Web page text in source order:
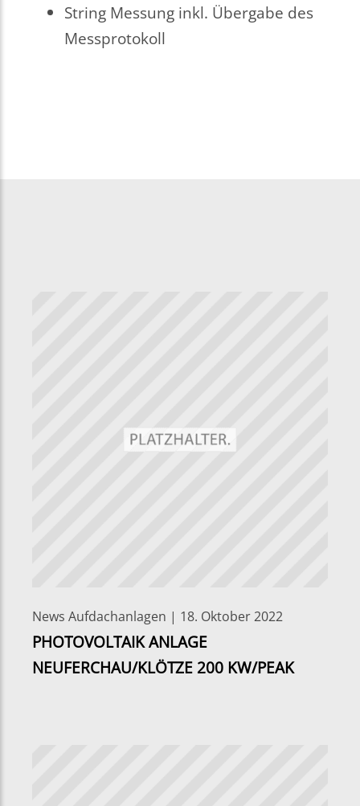
String Messung inkl. Übergabe des
Messprotokoll
News Aufdachanlagen | 18. Oktober 2022
PHOTOVOLTAIK ANLAGE
NEUFERCHAU/KLÖTZE 200 KW/PEAK